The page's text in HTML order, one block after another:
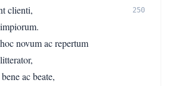
clienti,
250
novum ac repertum
ac beate,